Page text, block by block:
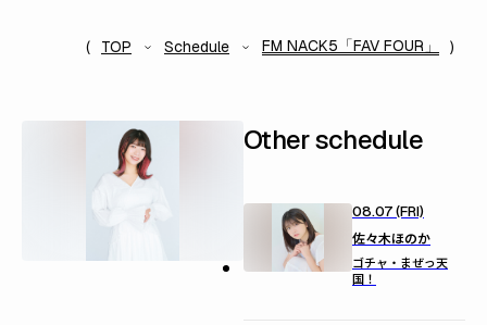
TOP Schedule FM NACK5「FAV FOUR」
Other schedule
08.07 (FRI)
佐々木ほのか
ゴチャ・まぜっ天
国！